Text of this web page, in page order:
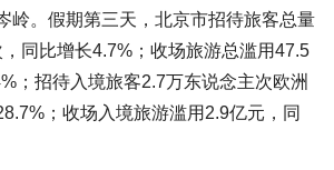
岭。假期第三天，北京市招待旅客总量
同比增长4.7%；收场旅游总滥用47.5
；招待入境旅客2.7万东说念主次欧洲
；收场入境旅游滥用2.9亿元，同